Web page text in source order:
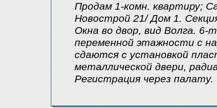
Продам 1-комн. квартиру;
Новострой 21/ Дом 1.
Окна во двор, вид Волга. 6-
переменной этажности с
сдаются с установкой
металлической двери,
Регистрация через